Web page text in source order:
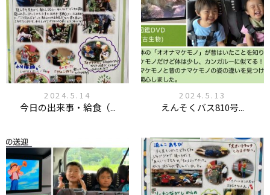
2024.5.14
今日の出来事・給食（...
2024.5.13
えんそくバス810号...